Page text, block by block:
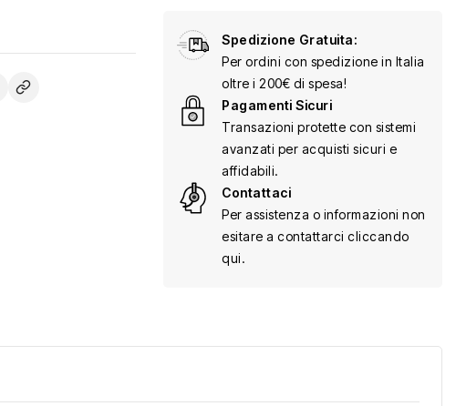
Spedizione Gratuita:
Per ordini con spedizione in Italia
oltre i 200€ di spesa!
Pagamenti Sicuri
Transazioni protette con sistemi
avanzati per acquisti sicuri e
affidabili.
Contattaci
Per assistenza o informazioni non
esitare a contattarci cliccando
qui.